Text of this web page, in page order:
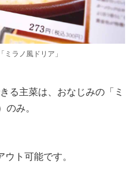
ラノ風ドリア」
る主菜は、おなじみの「ミ
み。
ト可能です。